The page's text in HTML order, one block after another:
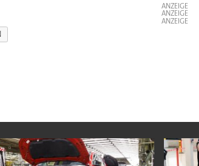
ANZEIGE
ANZEIGE
ANZEIGE